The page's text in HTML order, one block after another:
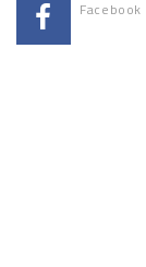
Facebook